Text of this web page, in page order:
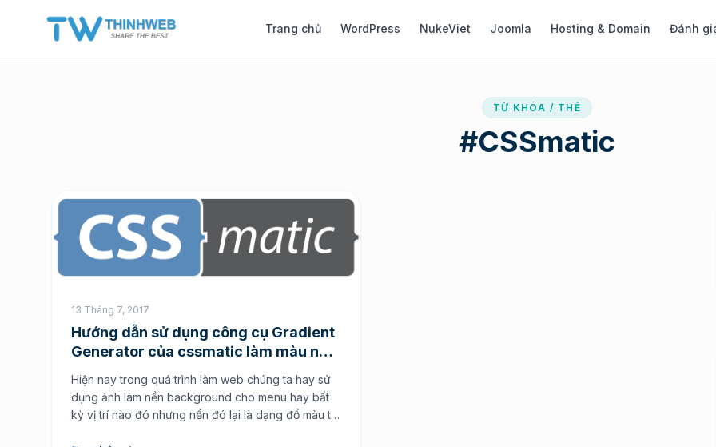
Trang chủ WordPress NukeViet Joomla Hosting & Domain Đánh
TỪ KHÓA / THẺ
#CSSmatic
13 Tháng 7, 2017
Hướng dẫn sử dụng công cụ Gradient
Generator của cssmatic làm màu nền
Hiện nay trong quá trình làm web chúng ta hay sử
dụng ảnh làm nền background cho menu hay bất
kỳ vị trí nào đó nhưng nền đó lại là dạng đổ màu từ